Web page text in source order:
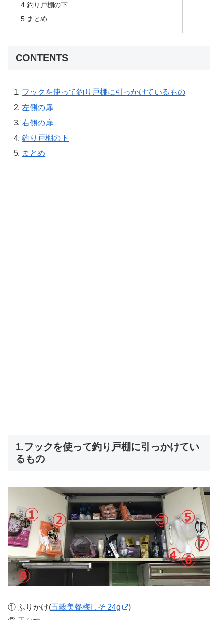
4.釣り戸棚の下
5.まとめ
CONTENTS
フックを使って釣り戸棚に引っかけているもの
左側の扉
右側の扉
釣り戸棚の下
まとめ
1.フックを使って釣り戸棚に引っかけてい
るもの
① ふりかけ(五穀美餐梅しそ 24g
)